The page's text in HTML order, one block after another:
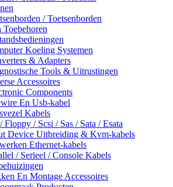
/ Toetsenborden
Koeling Systemen
& Adapters
Tools & Uitrustingen
Accessoires
Components
En Usb-kabel
Kabels
Floppy / Scsi / Sas / Sata / Esata
Device Uitbreiding & Kvm-kabels
Ethernet-kabels
/ Serieel / Console Kabels
En Montage Accessoires